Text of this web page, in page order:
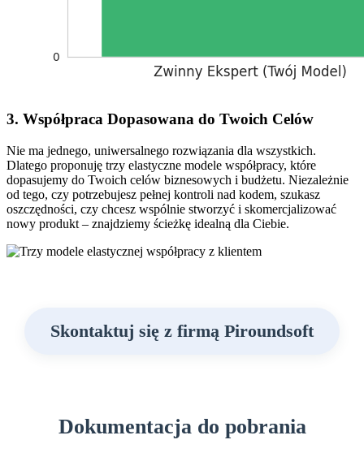
3. Współpraca Dopasowana do Twoich Celów
Nie ma jednego, uniwersalnego rozwiązania dla wszystkich.
Dlatego proponuję trzy elastyczne modele współpracy, które
dopasujemy do Twoich celów biznesowych i budżetu. Niezależnie
od tego, czy potrzebujesz pełnej kontroli nad kodem, szukasz
oszczędności, czy chcesz wspólnie stworzyć i skomercjalizować
nowy produkt – znajdziemy ścieżkę idealną dla Ciebie.
Skontaktuj się z firmą Piroundsoft
Dokumentacja do pobrania